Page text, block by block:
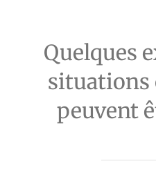
Quelques
situations
peuvent